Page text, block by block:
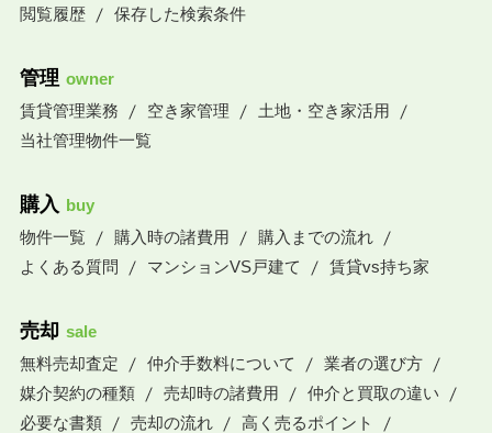
閲覧履歴
保存した検索条件
管理 owner
賃貸管理業務
空き家管理
土地・空き家活用
当社管理物件一覧
購入 buy
物件一覧
購入時の諸費用
購入までの流れ
よくある質問
マンションVS戸建て 賃貸vs持ち家
売却 sale
無料売却査定
仲介手数料について
業者の選び方
媒介契約の種類
売却時の諸費用
仲介と買取の違い
必要な書類
売却の流れ
高く売るポイント